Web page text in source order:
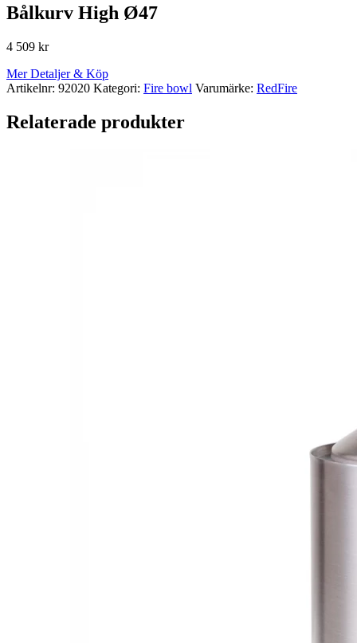
Bålkurv High Ø47
4 509 kr
Mer Detaljer & Köp
Artikelnr: 92020 Kategori: Fire bowl Varumärke: RedFire
Relaterade produkter